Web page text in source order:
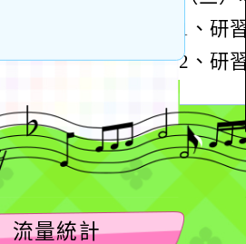
流量統計